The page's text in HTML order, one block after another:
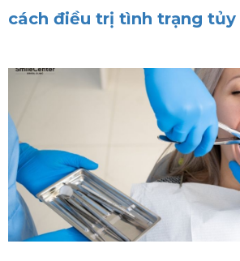
cách điều trị tình trạng tủy